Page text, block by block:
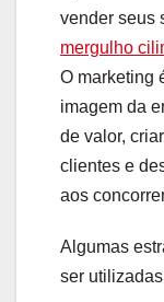
vender seus
mergulho
O marketing
imagem da
de valor,
clientes e
aos
Algumas
ser